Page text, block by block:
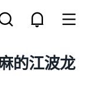
的江波龙